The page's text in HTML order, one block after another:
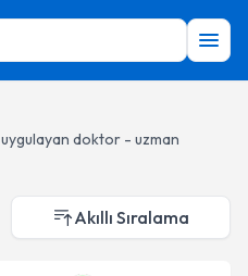
uygulayan doktor - uzman
Akıllı Sıralama